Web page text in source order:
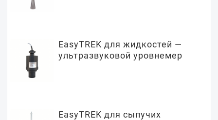
EasyTREK для жидкостей —
ультразвуковой уровнемер
EasyTREK для сыпучих